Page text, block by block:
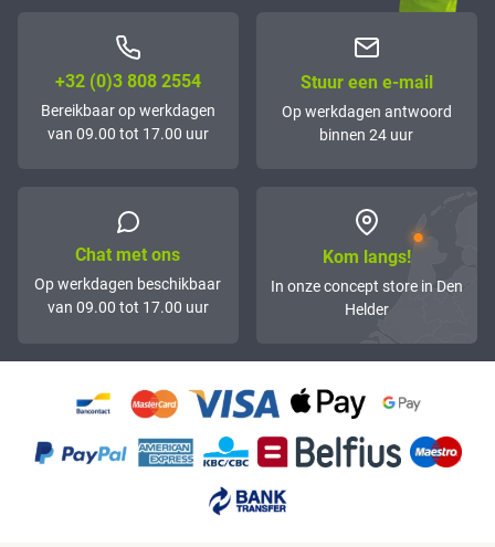
+32 (0)3 808 2554
Bereikbaar op werkdagen
van 09.00 tot 17.00 uur
Stuur een e-mail
Op werkdagen antwoord
binnen 24 uur
Chat met ons
Op werkdagen beschikbaar
van 09.00 tot 17.00 uur
Kom langs!
In onze concept store in Den
Helder